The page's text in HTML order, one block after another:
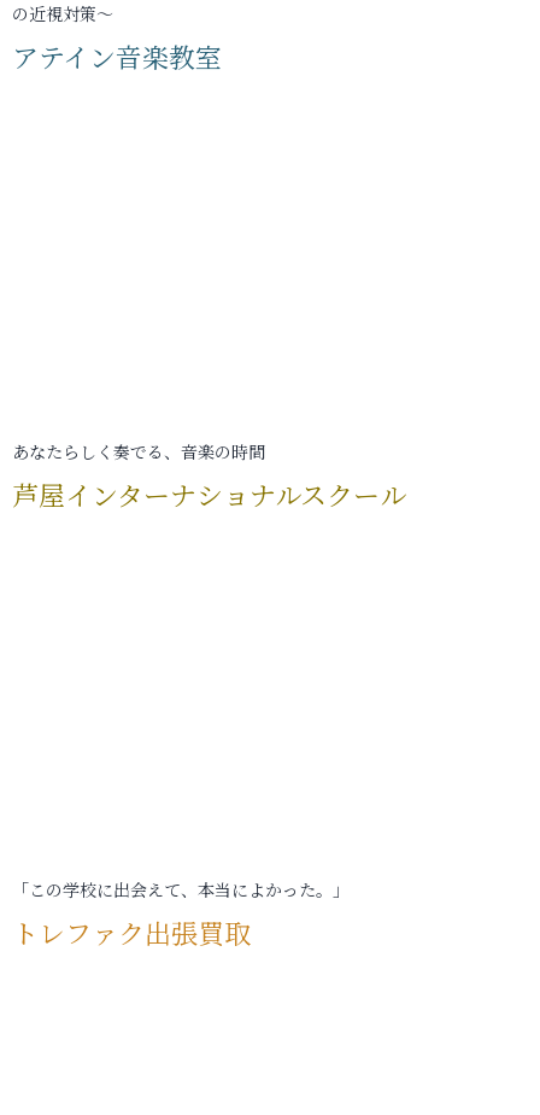
の近視対策～
アテイン音楽教室
あなたらしく奏でる、音楽の時間
芦屋インターナショナルスクール
「この学校に出会えて、本当によかった。」
トレファク出張買取